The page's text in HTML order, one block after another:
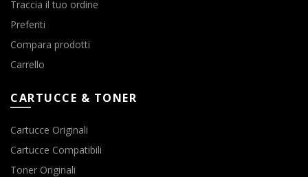
Traccia il tuo ordine
Preferiti
Compara prodotti
Carrello
CARTUCCE & TONER
Cartucce Originali
Cartucce Compatibili
Toner Originali